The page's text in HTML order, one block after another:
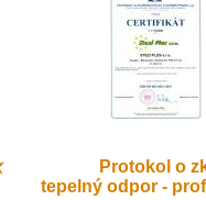
Protokol o
tepelný odpor -